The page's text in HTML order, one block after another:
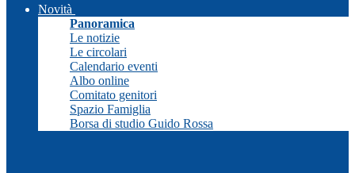
Novità
Panoramica
Le notizie
Le circolari
Calendario eventi
Albo online
Comitato genitori
Spazio Famiglia
Borsa di studio Guido Rossa